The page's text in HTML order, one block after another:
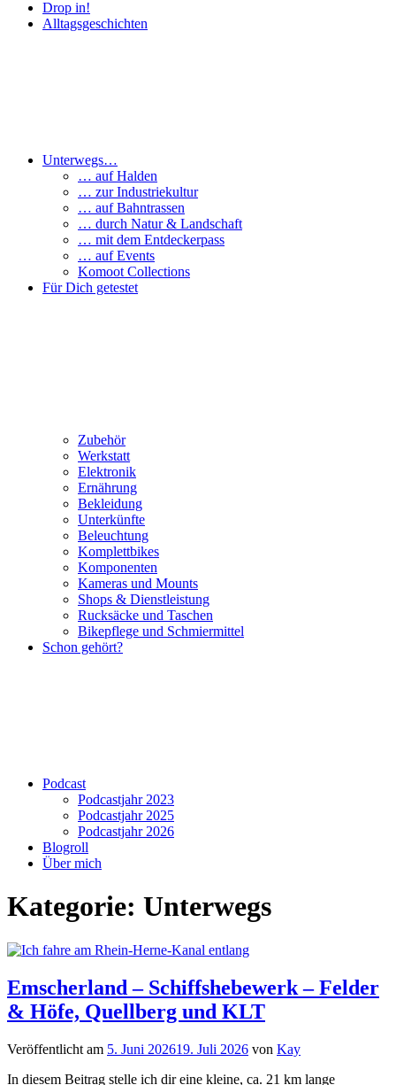
Drop in!
Alltagsgeschichten
Unterwegs…
… auf Halden
… zur Industriekultur
… auf Bahntrassen
… durch Natur & Landschaft
… mit dem Entdeckerpass
… auf Events
Komoot Collections
Für Dich getestet
Zubehör
Werkstatt
Elektronik
Ernährung
Bekleidung
Unterkünfte
Beleuchtung
Komplettbikes
Komponenten
Kameras und Mounts
Shops & Dienstleistung
Rucksäcke und Taschen
Bikepflege und Schmiermittel
Schon gehört?
Podcast
Podcastjahr 2023
Podcastjahr 2025
Podcastjahr 2026
Blogroll
Über mich
Kategorie: Unterwegs
Emscherland – Schiffshebewerk – Felder
& Höfe, Quellberg und KLT
Veröffentlicht am 5. Juni 202619. Juli 2026 von Kay
In diesem Beitrag stelle ich dir eine kleine, ca. 21 km lange